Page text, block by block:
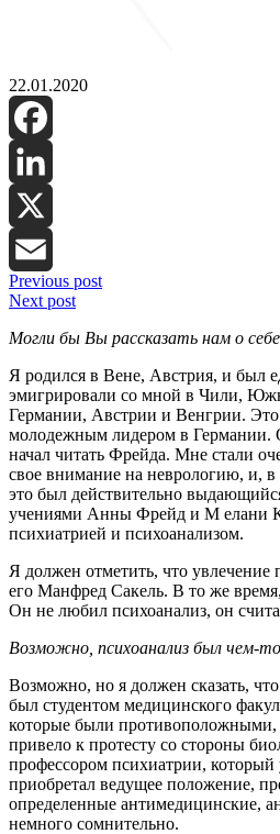
22.01.2020
Facebook
LinkedIn
X
Email
Previous post
Next post
Могли бы Вы рассказать нам о
Я родился в Вене, Австрия, и был
эмигрировали со мной в Чили,
Германии, Австрии и Венгрии.
молодежным лидером в Германии.
начал читать Фрейда. Мне стали
свое внимание на неврологию, и,
это был действительно
учениями Анны Фрейд и M елани
психиатрией и психоанализом.
Я должен отметить, что
его Манфред Сакель. В то же
Он не любил психоанализ, он
Возможно, психоанализ был чем-
Возможно, но я должен сказать,
был студентом медицинского
которые были противоположными,
привело к протесту со стороны
профессором психиатрии, который
приобретал ведущее положение,
определенные антимедицинские,
немного сомнительно.